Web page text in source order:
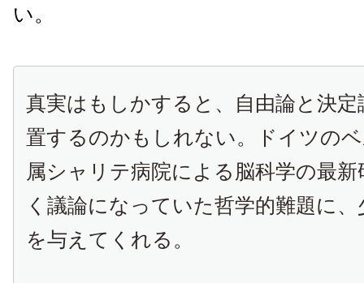
い。
真実はもしかすると、自由論と決
置するのかもしれない。ドイツの
属シャリテ病院による脳科学の最
く議論になっていた哲学的難題に
を与えてくれる。